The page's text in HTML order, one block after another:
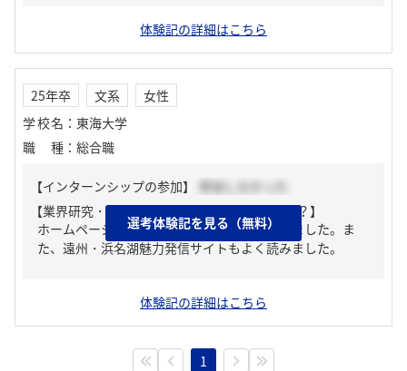
体験記の詳細はこちら
25年卒 文系
女性
学校名 ： 東海大学
職種 ： 総合職
【インターンシップの参加】
参加しなかった
【業界研究・企業研究はどんな風にしましたか？】
ホームページやディスクロージャー誌を読みました。ま
た、遠州・浜名湖魅力発信サイトもよく読みました。
選考体験記を見る（無料）
体験記の詳細はこちら
1